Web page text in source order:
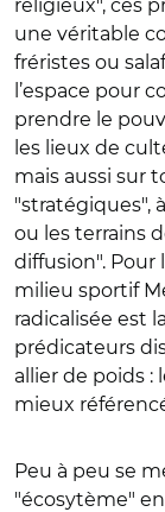
religieux", ces
une véritable
fréristes ou
l’espace pour
prendre le
les lieux de
mais aussi sur
"stratégiques",
ou les terrains
diffusion". Pour
milieu sportif
radicalisée est
prédicateurs
allier de poids :
mieux
Peu à peu se
"écosytème"